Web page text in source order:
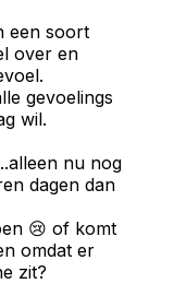
een soort
over en
gevoelings
wil.
nu nog
dagen dan
😢 of komt
omdat er
zit?